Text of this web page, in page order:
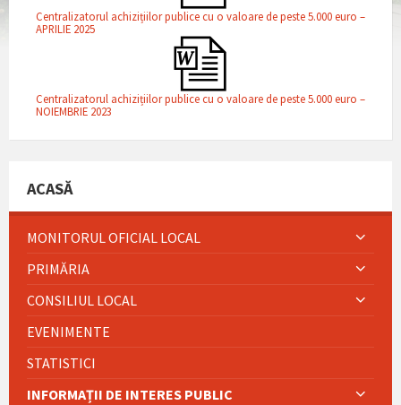
Centralizatorul achizițiilor publice cu o valoare de peste 5.000 euro –
APRILIE 2025
Centralizatorul achizițiilor publice cu o valoare de peste 5.000 euro –
NOIEMBRIE 2023
ACASĂ
MONITORUL OFICIAL LOCAL
PRIMĂRIA
CONSILIUL LOCAL
EVENIMENTE
STATISTICI
INFORMAȚII DE INTERES PUBLIC